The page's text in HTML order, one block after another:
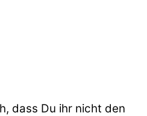
dass Du ihr nicht den